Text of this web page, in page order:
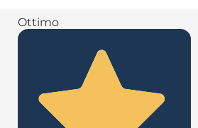
Ottimo